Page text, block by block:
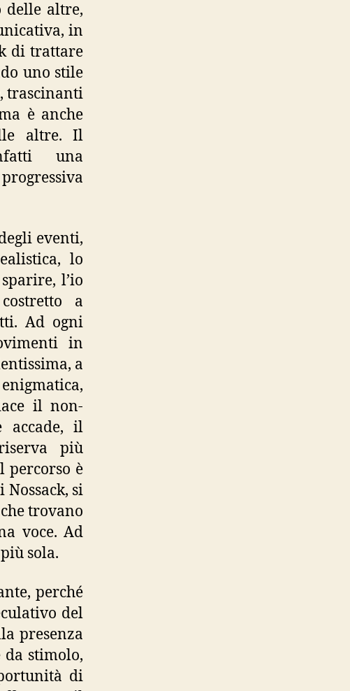
delle altre,
in
di trattare
uno stile
trascinanti
è anche
altre. Il
una
eventi,
lo
l’io
a
Ad ogni
in
a
il non-
accade, il
più
percorso è
Nossack, si
trovano
voce. Ad
sola.
perché
del
presenza
stimolo,
di